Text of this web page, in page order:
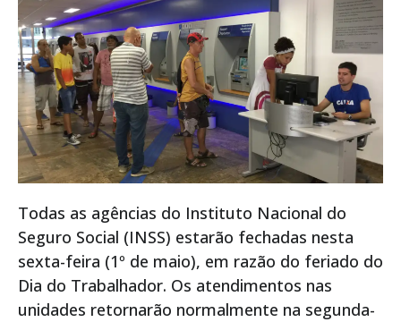
Todas as agências do Instituto Nacional do
Seguro Social (INSS) estarão fechadas nesta
sexta-feira (1º de maio), em razão do feriado do
Dia do Trabalhador. Os atendimentos nas
unidades retornarão normalmente na segunda-